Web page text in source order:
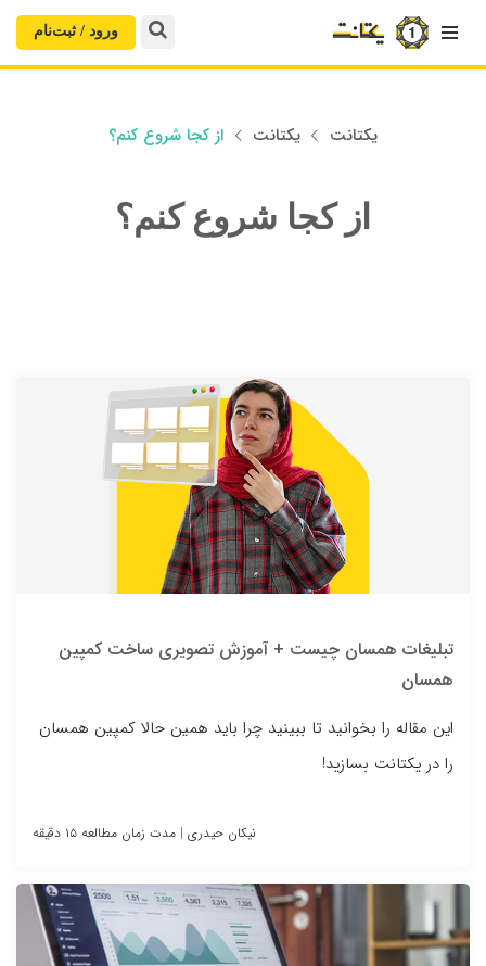
 ورود / ثبت‌‌نام
یکتانت  یکتانت  از کجا شروع کنم؟
از کجا شروع کنم؟
تبلیغات همسان چیست + آموزش تصویری ساخت کمپین
همسان
این مقاله را بخوانید تا ببینید چرا باید همین حالا کمپین همسان
را در یکتانت بسازید!
نیکان حیدری | مدت زمان مطالعه ۱۵ دقیقه